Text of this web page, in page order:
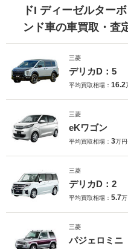
ドI ディーゼルター
ンド車の車買取・査
三菱
デリカD：5
平均買取相場： 16.2
三菱
eKワゴン
平均買取相場： 3万
三菱
デリカD：2
平均買取相場： 5.7
三菱
パジェロミニ